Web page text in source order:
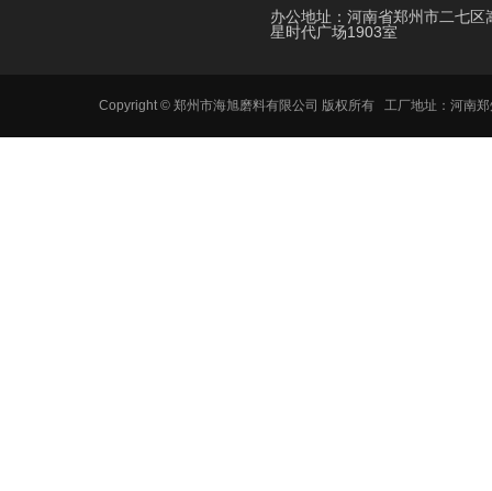
办公地址：河南省郑州市二七区
星时代广场1903室
Copyright © 郑州市海旭磨料有限公司 版权所有 工厂地址：河